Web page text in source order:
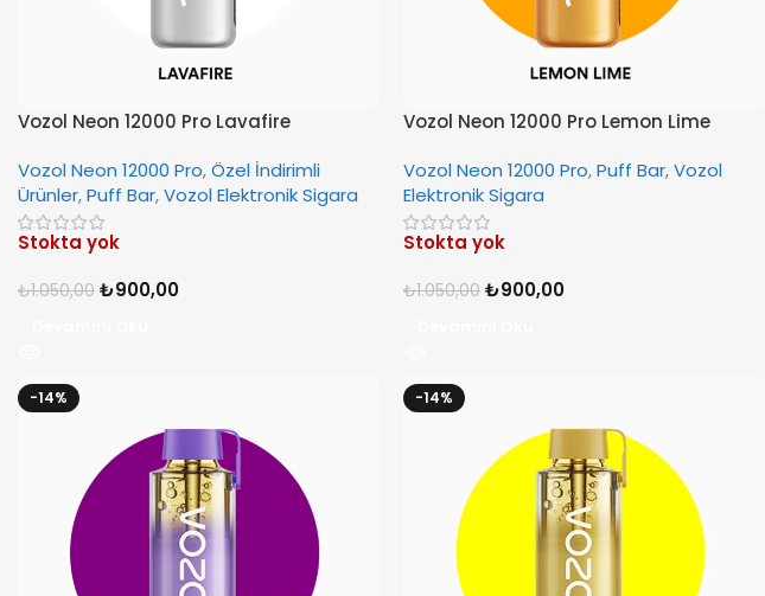
Vozol Neon 12000 Pro Lavafire
Vozol Neon 12000 Pro,Özel İndirimli
Ürünler,Puff Bar,Vozol Elektronik Sigara
Stokta yok
₺1.050,00 ₺900,00
Vozol Neon 12000 Pro Lemon Lime
Vozol Neon 12000 Pro,Puff Bar,Vozol
Elektronik Sigara
Stokta yok
₺1.050,00 ₺900,00
-14% -14%